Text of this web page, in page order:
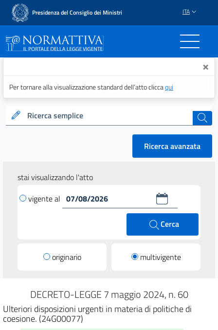
Presidenza del Consiglio dei Ministri ITA
Normattiva - Il portale ×
Per tornare alla visualizzazione standard dell’atto cliccaqui
Ricerca semplice cerca
Ricerca avanzata
stai visualizzando l'atto
vigente al
Cerca
originario multivigente
DECRETO-LEGGE 7 maggio 2024, n. 60
Ulteriori disposizioni urgenti in materia di politiche di
coesione. (24G00077)